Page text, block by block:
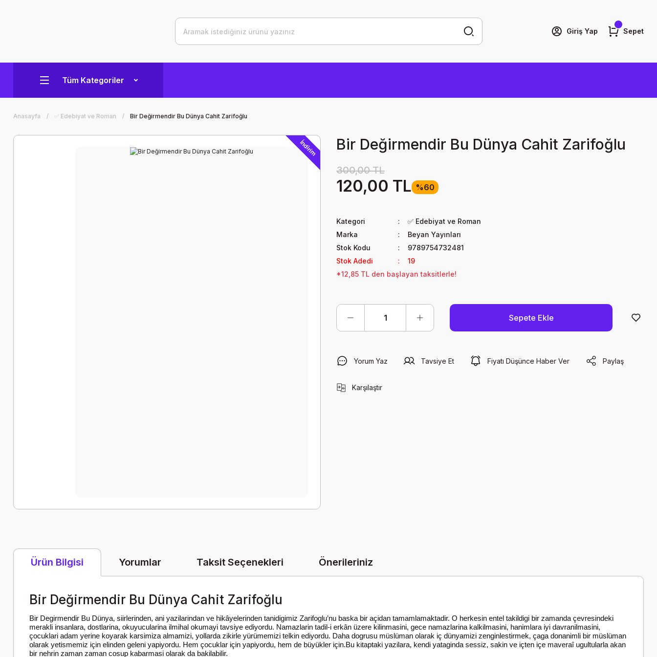
Giriş Yap Sepet
Tüm Kategoriler
Anasayfa ✅ Edebiyat ve Roman Bir Değirmendir Bu Dünya Cahit Zarifoğlu
İndirim Bir Değirmendir Bu Dünya Cahit Zarifoğlu
300,00 TL
120,00 TL %60
Kategori
✅ Edebiyat ve Roman
Marka
Beyan Yayınları
Stok Kodu
9789754732481
Stok Adedi
19
*12,85 TL den başlayan taksitlerle!
Sepete Ekle
Yorum Yaz Tavsiye Et Fiyatı Düşünce Haber Ver Paylaş
Karşılaştır
Ürün Bilgisi Yorumlar Taksit Seçenekleri Önerileriniz
Bir Değirmendir Bu Dünya Cahit Zarifoğlu
Bir Degirmendir Bu Dünya, siirlerinden, ani yazilarindan ve hikâyelerinden tanidigimiz Zarifoglu’nu baska bir açidan tamamlamaktadir. O herkesin entel takildigi bir zamanda çevresindeki
merakli insanlara, dostlarina, okuyucularina ilmihal okumayi tavsiye ediyordu. Namazlarin tadil-i erkân üzere kilinmasini, gece namazlarina kalkilmasini, hanimlara iyi davranilmasini,
çocuklari adam yerine koyarak karsimiza almamizi, yollarda zikirle yürümemizi telkin ediyordu. Daha dogrusu müslüman olarak iç dünyamizi zenginlestirmek, çaga donanimli bir müslüman
olarak yetismemiz için elinden geleni yapiyordu. Hem çocuklar için yapiyordu, hem de büyükler için.Bu kitaptaki yazilara, kendi yataginda sessiz, sakin ve içten içe maveraî ugultularla akan
bir nehrin zaman zaman cosup kabarmasi olarak da bakilabilir.